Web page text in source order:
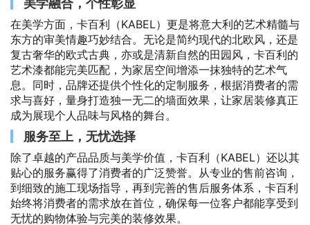
美学融合，个性彰显
在美学方面，卡百利（KABEL）更是将意大利的艺术精髓与
东方的审美情趣巧妙结合。无论是简约现代的北欧风，还是
复古奢华的欧式古典，亦或是清新自然的田园风，卡百利的
艺术漆都能完美匹配，为家居空间增添一抹独特的艺术气
息。同时，品牌还提供个性化的定制服务，根据消费者的需
求与喜好，量身打造独一无二的墙面效果，让家居装修真正
成为展现个人品味与风格的舞台。
服务至上，无忧选择
除了卓越的产品品质与美学价值，卡百利（KABEL）还以其
贴心的服务赢得了消费者的广泛赞誉。从专业的售前咨询，
到细致的施工现场指导，再到完善的售后服务体系，卡百利
始终将消费者的需求放在首位，确保每一位客户都能享受到
无忧的购物体验与完美的装修效果。